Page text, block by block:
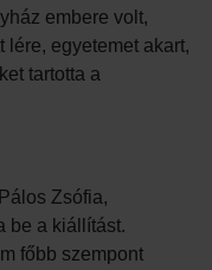
embere volt,
lére, egyetemet akart,
tartotta a
Zsófia,
be a kiállítást.
főbb szempont